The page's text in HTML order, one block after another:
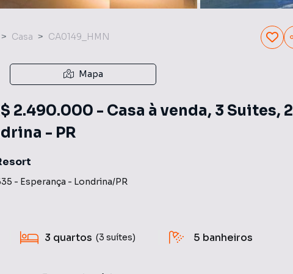
Casa CA0149_HMN
Mapa
2.490.000 - Casa à venda, 3 Suites, 2
- PR
- Esperança - Londrina/PR
3 quartos (3 suítes) 5 banheiros